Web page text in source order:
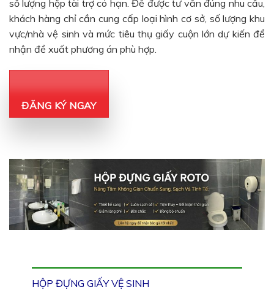
số lượng hộp tài trợ có hạn. Để được tư vấn đúng nhu cầu,
khách hàng chỉ cần cung cấp loại hình cơ sở, số lượng khu
vực/nhà vệ sinh và mức tiêu thụ giấy cuộn lớn dự kiến để
nhận đề xuất phương án phù hợp.
ĐĂNG KÝ NGAY
HỘP ĐỰNG GIẤY VỆ SINH